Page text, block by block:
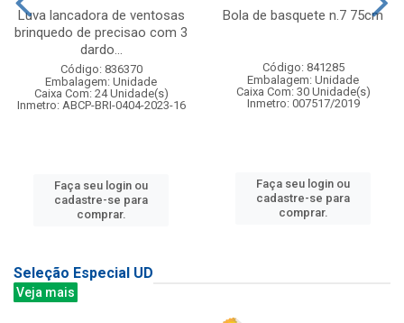
Luva lancadora de ventosas
brinquedo de precisao com 3
dardo...
Código: 836370
Embalagem: Unidade
Caixa Com: 24 Unidade(s)
Inmetro: ABCP-BRI-0404-2023-16
Faça seu login ou
cadastre-se para
comprar.
Bola de basquete n.7 75cm
Código: 841285
Embalagem: Unidade
Caixa Com: 30 Unidade(s)
Inmetro: 007517/2019
Faça seu login ou
cadastre-se para
comprar.
Seleção Especial UD
Veja mais